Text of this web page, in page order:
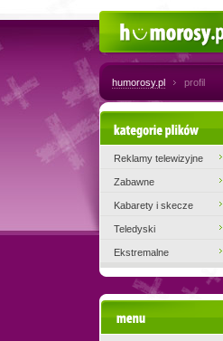
humorosy.pl profil
Kategorie plików
Reklamy telewizyjne
Zabawne
Kabarety i skecze
Teledyski
Ekstremalne